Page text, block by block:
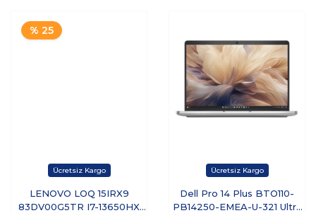
% 25
LENOVO LOQ 15IRX9
83DV00G5TR I7-13650HX
Dell Pro 14 Plus BTO110-
PB14250-EMEA-U-321 Ultra